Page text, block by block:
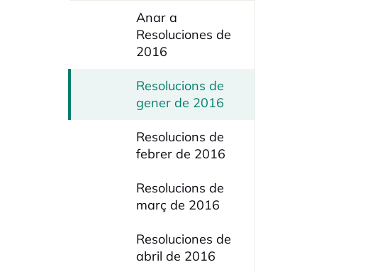
Anar a
Resoluciones de
2016
Resolucions de
gener de 2016
Resolucions de
febrer de 2016
Resolucions de
març de 2016
Resoluciones de
abril de 2016